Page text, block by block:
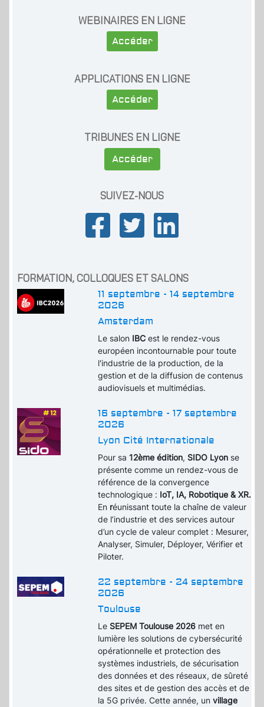
WEBINAIRES EN LIGNE
Accéder
APPLICATIONS EN LIGNE
Accéder
TRIBUNES EN LIGNE
Accéder
SUIVEZ-NOUS
FORMATION, COLLOQUES ET SALONS
11 septembre - 14 septembre
2026
Amsterdam
Le salon IBCest le rendez-vous
européen incontournable pour toute
l'industrie de la production, de la
gestion et de la diffusion de contenus
audiovisuels et multimédias.
16 septembre - 17 septembre
2026
Lyon Cité Internationale
Pour sa12ème édition, SIDO Lyon se
présente comme un rendez-vous de
référence de la convergence
technologique : IoT, IA, Robotique & XR.
En réunissant toute la chaîne de valeur
de l’industrie et des services autour
d’un cycle de valeur complet : Mesurer,
Analyser, Simuler, Déployer, Vérifier et
Piloter.
22 septembre - 24 septembre
2026
Toulouse
Le SEPEM Toulouse 2026 met en
lumière les solutions de cybersécurité
opérationnelle et protection des
systèmes industriels, de sécurisation
des données et des réseaux, de sûreté
des sites et de gestion des accès et de
la 5G privée. Cette année, unvillage